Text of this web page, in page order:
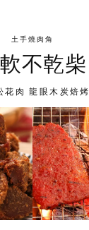
土手燒肉角
不乾柴
花肉 龍眼木炭焙烤